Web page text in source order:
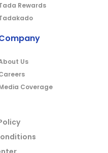
Rewards
Us
Coverage